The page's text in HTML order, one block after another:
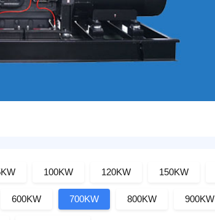
100KW 120KW 150KW
600KW 700KW 800KW 900KW